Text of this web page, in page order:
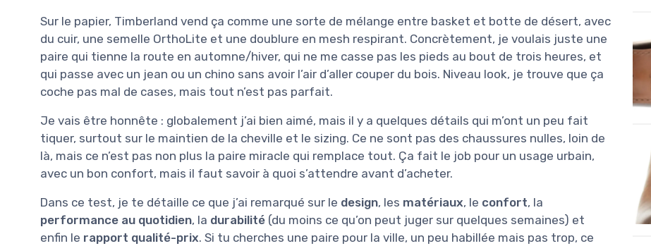
Sur le papier, Timberland vend ça comme une sorte de mélange entre basket et botte de désert, avec
du cuir, une semelle OrthoLite et une doublure en mesh respirant. Concrètement, je voulais juste une
paire qui tienne la route en automne/hiver, qui ne me casse pas les pieds au bout de trois heures, et
qui passe avec un jean ou un chino sans avoir l’air d’aller couper du bois. Niveau look, je trouve que ça
coche pas mal de cases, mais tout n’est pas parfait.
Je vais être honnête : globalement j’ai bien aimé, mais il y a quelques détails qui m’ont un peu fait
tiquer, surtout sur le maintien de la cheville et le sizing. Ce ne sont pas des chaussures nulles, loin de
là, mais ce n’est pas non plus la paire miracle qui remplace tout. Ça fait le job pour un usage urbain,
avec un bon confort, mais il faut savoir à quoi s’attendre avant d’acheter.
Dans ce test, je te détaille ce que j’ai remarqué sur le design, les matériaux, le confort, la
performance au quotidien, la durabilité (du moins ce qu’on peut juger sur quelques semaines) et
enfin le rapport qualité-prix. Si tu cherches une paire pour la ville, un peu habillée mais pas trop, ce